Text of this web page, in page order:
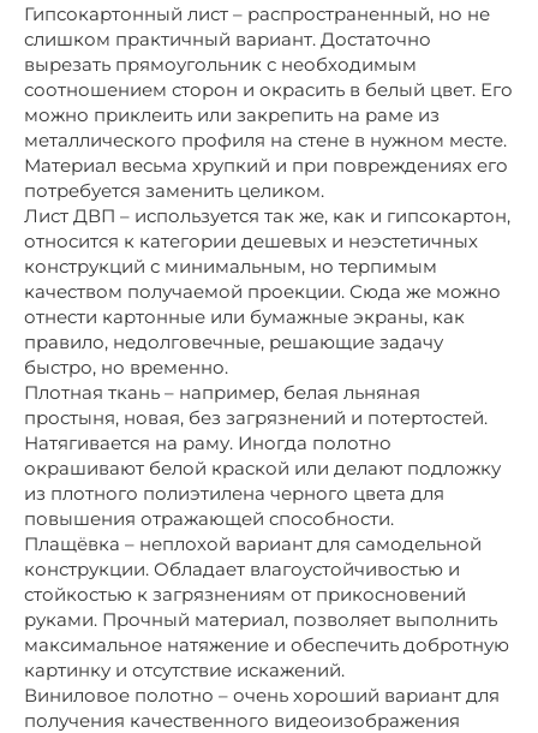
Гипсокартонный лист – распространенный, но не
слишком практичный вариант. Достаточно
вырезать прямоугольник с необходимым
соотношением сторон и окрасить в белый цвет. Его
можно приклеить или закрепить на раме из
металлического профиля на стене в нужном месте.
Материал весьма хрупкий и при повреждениях его
потребуется заменить целиком.
Лист ДВП – используется так же, как и гипсокартон,
относится к категории дешевых и неэстетичных
конструкций с минимальным, но терпимым
качеством получаемой проекции. Сюда же можно
отнести картонные или бумажные экраны, как
правило, недолговечные, решающие задачу
быстро, но временно.
Плотная ткань – например, белая льняная
простыня, новая, без загрязнений и потертостей.
Натягивается на раму. Иногда полотно
окрашивают белой краской или делают подложку
из плотного полиэтилена черного цвета для
повышения отражающей способности.
Плащёвка – неплохой вариант для самодельной
конструкции. Обладает влагоустойчивостью и
стойкостью к загрязнениям от прикосновений
руками. Прочный материал, позволяет выполнить
максимальное натяжение и обеспечить добротную
картинку и отсутствие искажений.
Виниловое полотно – очень хороший вариант для
получения качественного видеоизображения